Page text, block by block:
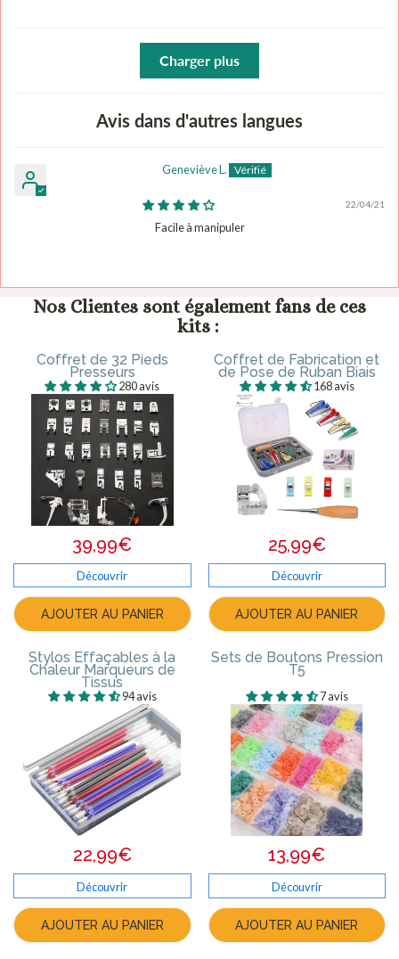
Charger plus
Avis dans d'autres langues
Geneviève L.
22/04/21
Facile à manipuler
Nos Clientes sont également fans de ces
kits :
Coffret de 32 Pieds
Presseurs
280 avis
39,99€
Découvrir
AJOUTER AU PANIER
Coffret de Fabrication et
de Pose de Ruban Biais
168 avis
25,99€
Découvrir
AJOUTER AU PANIER
Stylos Effaçables à la
Chaleur Marqueurs de
Tissus
94 avis
22,99€
Découvrir
AJOUTER AU PANIER
Sets de Boutons Pression
T5
7 avis
13,99€
Découvrir
AJOUTER AU PANIER